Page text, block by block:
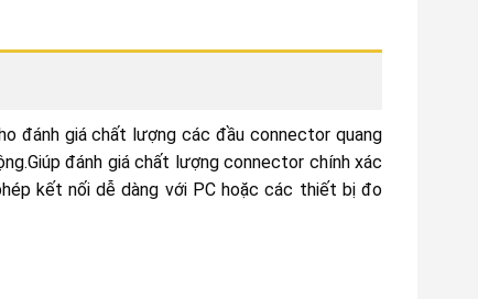
đánh giá chất lượng các đầu connector quang
đánh giá chất lượng connector chính xác
kết nối dễ dàng với PC hoặc các thiết bị đo